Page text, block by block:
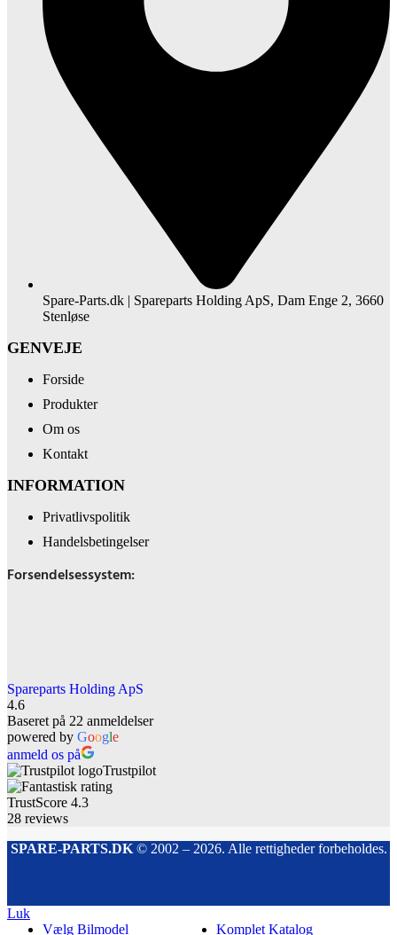
Spare-Parts.dk | Spareparts Holding ApS, Dam Enge 2, 3660
Stenløse
GENVEJE
Forside
Produkter
Om os
Kontakt
INFORMATION
Privatlivspolitik
Handelsbetingelser
Forsendelsessystem:
Spareparts Holding ApS
4.6
Baseret på 22 anmeldelser
powered by Google
anmeld os på
Trustpilot
TrustScore 4.3
28 reviews
SPARE-PARTS.DK© 2002 – 2026. Alle rettigheder forbeholdes.
Luk
Komplet Katalog
Vælg Bilmodel